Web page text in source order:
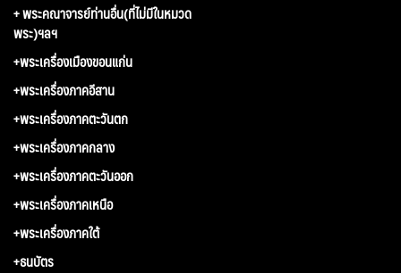
+ พระคณาจารย์ท่านอื่น(ที่ไม่มีในหมวด
พระ)ฯลฯ
+พระเครื่องเมืองขอนแก่น
+พระเครื่องภาคอีสาน
+พระเครื่องภาคตะวันตก
+พระเครื่องภาคกลาง
+พระเครื่องภาคตะวันออก
+พระเครื่องภาคเหนือ
+พระเครื่องภาคใต้
+ธนบัตร